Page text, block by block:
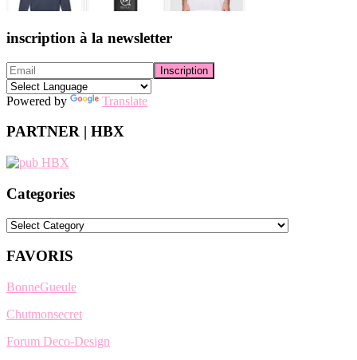
inscription à la newsletter
Powered by Translate
PARTNER | HBX
Categories
Categories
FAVORIS
BonneGueule
Chutmonsecret
Forum Deco-Design